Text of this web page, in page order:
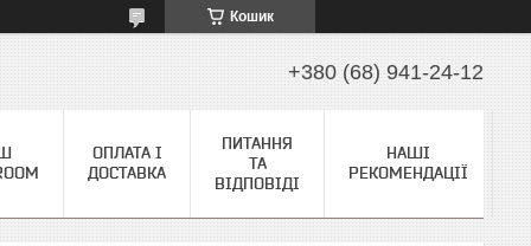
Кошик
+380 (68) 941-24-12
ОПЛАТА І
ДОСТАВКА
ПИТАННЯ
ТА
ВІДПОВІДІ
НАШІ
РЕКОМЕНДАЦІЇ